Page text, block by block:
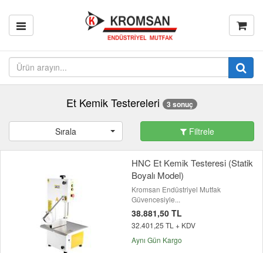
Et Kemik Testereleri 3 sonuç
Sırala Filtrele
HNC Et Kemik Testeresi (Statik
Boyalı Model)
Kromsan Endüstriyel Mutfak
Güvencesiyle...
38.881,50 TL
32.401,25 TL + KDV
Aynı Gün Kargo